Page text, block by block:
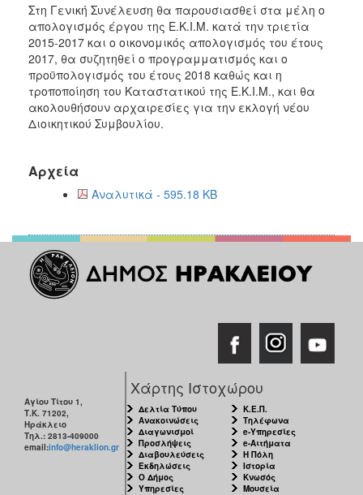
2016
2015
2012
2011
ΔΗΜΟΣ
ΑΝΘΕΚΤΙΚΗ
ΠΟΛΗ
Στη Γενική Συνέλευση θα παρουσιασθεί στα μέλη ο
απολογισμός έργου της Ε.Κ.Ι.Μ. κατά την τριετία
2015-2017 και ο οικονομικός απολογισμός του έτους
2017, θα συζητηθεί ο προγραμματισμός και ο
προϋπολογισμός του έτους 2018 καθώς και η
τροποποίηση του Καταστατικού της Ε.Κ.Ι.Μ., και θα
ακολουθήσουν αρχαιρεσίες για την εκλογή νέου
Διοικητικού Συμβουλίου.
Αρχεία
Αναλυτικά - 595.18 KB
Αγίου Τίτου 1,
Τ.Κ. 71202,
Ηράκλειο
Τηλ.: 2813-409000
email:info@heraklion.gr
Χάρτης Ιστοχώρου
Δελτία Τύπου
Ανακοινώσεις
Διαγωνισμοί
Προσλήψεις
Διαβουλεύσεις
Εκδηλώσεις
Ο Δήμος
Υπηρεσίες
Κ.Ε.Π.
Τηλέφωνα
e-Υπηρεσίες
e-Αιτήματα
Η Πόλη
Ιστορία
Κνωσός
Μουσεία